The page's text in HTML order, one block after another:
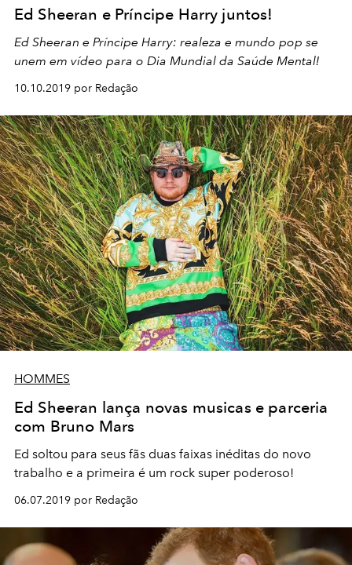
Ed Sheeran e Príncipe Harry juntos!
Ed Sheeran e Príncipe Harry: realeza e mundo pop se
unem em vídeo para o Dia Mundial da Saúde Mental!
10.10.2019 por Redação
HOMMES
Ed Sheeran lança novas musicas e parceria
com Bruno Mars
Ed soltou para seus fãs duas faixas inéditas do novo
trabalho e a primeira é um rock super poderoso!
06.07.2019 por Redação